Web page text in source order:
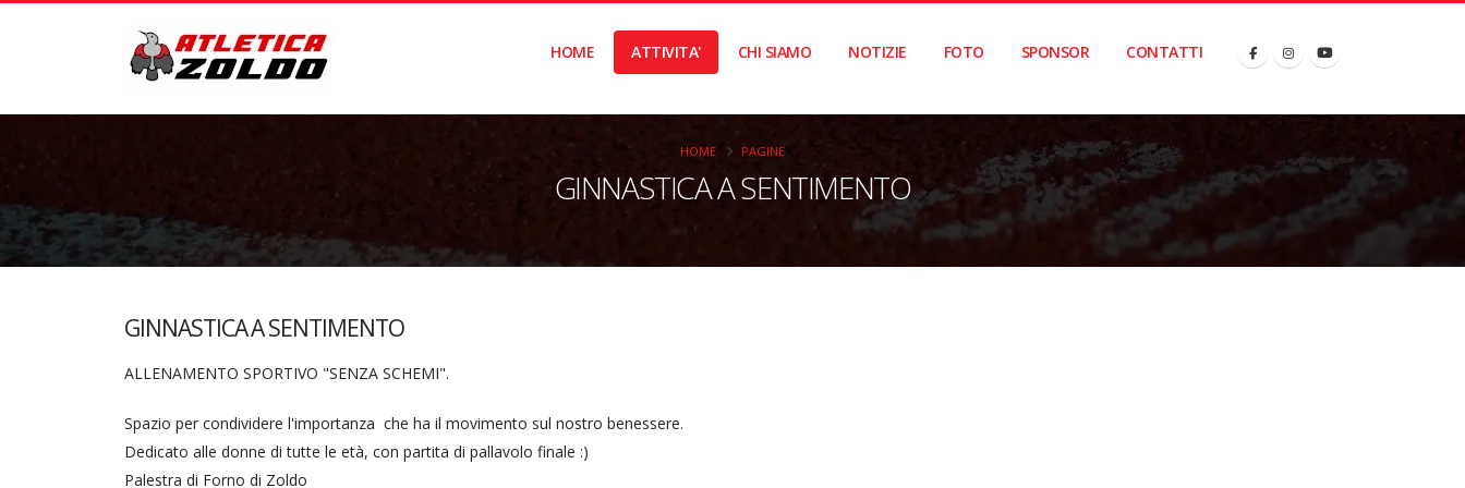
HOME ATTIVITA' CHI SIAMO NOTIZIE FOTO SPONSOR CONTATTI
GINNASTICA A SENTIMENTO
HOME PAGINE
GINNASTICA A SENTIMENTO
ALLENAMENTO SPORTIVO "SENZA SCHEMI".
Spazio per condividere l'importanza che ha il movimento sul nostro benessere.
Dedicato alle donne di tutte le età, con partita di pallavolo finale :)
Palestra di Forno di Zoldo